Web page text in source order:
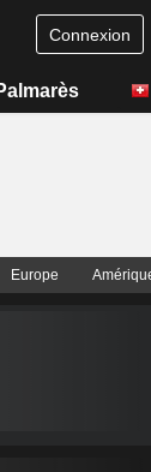
Connexion
Europe